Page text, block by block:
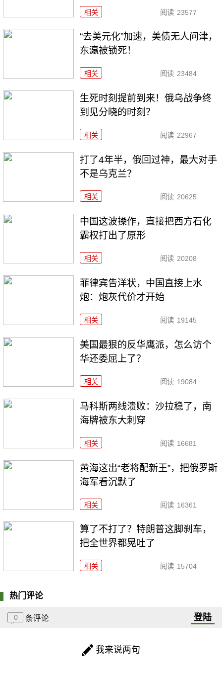
相关 阅读 23577
“去美元化”加速，美债无人问津，
东瀛被锁死！
相关 阅读 23484
生死时刻提前到来！俄乌战争终
到见分晓的时刻？
相关 阅读 22967
打了4年半，俄回过神，最大对手
不是乌克兰？
相关 阅读 20625
中国这波操作，直接把西方石化
霸权打出了原形
相关 阅读 20208
菲律宾告洋状，中国直接上水
炮：炮灰代价才开始
相关 阅读 19145
美国最狠的反华鹰派，怎么访个
华还委屈上了？
相关 阅读 19084
马科斯两线溃败：沙拉稳了，南
海牌被东大刺穿
相关 阅读 16681
黄海这出“老将配新王”，把俄罗斯
海军看沉默了
相关 阅读 16361
算了不打了？特朗普这脚刹车，
把全世界都晃吐了
相关 阅读 15704
热门评论
0 条评论 登陆
我来说两句